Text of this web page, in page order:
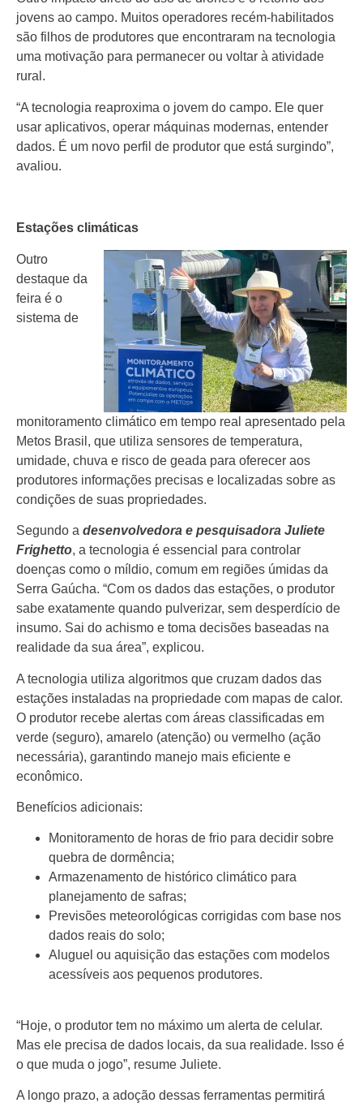
jovens ao campo. Muitos operadores recém-habilitados
são filhos de produtores que encontraram na tecnologia
uma motivação para permanecer ou voltar à atividade
rural.
“A tecnologia reaproxima o jovem do campo. Ele quer
usar aplicativos, operar máquinas modernas, entender
dados. É um novo perfil de produtor que está surgindo”,
avaliou.
Estações climáticas
Outro
destaque da
feira é o
sistema de
monitoramento climático em tempo real apresentado pela
Metos Brasil, que utiliza sensores de temperatura,
umidade, chuva e risco de geada para oferecer aos
produtores informações precisas e localizadas sobre as
condições de suas propriedades.
Segundo a desenvolvedora e pesquisadora Juliete
Frighetto, a tecnologia é essencial para controlar
doenças como o míldio, comum em regiões úmidas da
Serra Gaúcha. “Com os dados das estações, o produtor
sabe exatamente quando pulverizar, sem desperdício de
insumo. Sai do achismo e toma decisões baseadas na
realidade da sua área”, explicou.
A tecnologia utiliza algoritmos que cruzam dados das
estações instaladas na propriedade com mapas de calor.
O produtor recebe alertas com áreas classificadas em
verde (seguro), amarelo (atenção) ou vermelho (ação
necessária), garantindo manejo mais eficiente e
econômico.
Benefícios adicionais:
Monitoramento de horas de frio para decidir sobre
quebra de dormência;
Armazenamento de histórico climático para
planejamento de safras;
Previsões meteorológicas corrigidas com base nos
dados reais do solo;
Aluguel ou aquisição das estações com modelos
acessíveis aos pequenos produtores.
“Hoje, o produtor tem no máximo um alerta de celular.
Mas ele precisa de dados locais, da sua realidade. Isso é
o que muda o jogo”, resume Juliete.
A longo prazo, a adoção dessas ferramentas permitirá